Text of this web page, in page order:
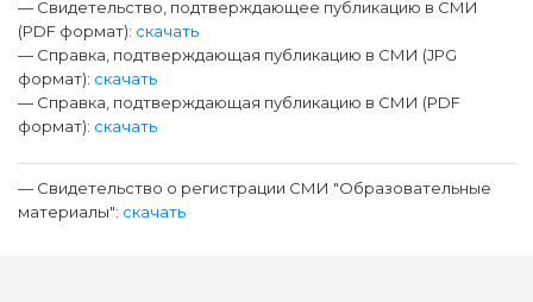
— Свидетельство, подтверждающее публикацию в СМИ
(PDF формат): скачать
— Справка, подтверждающая публикацию в СМИ (JPG
формат): скачать
— Справка, подтверждающая публикацию в СМИ (PDF
формат): скачать
— Свидетельство о регистрации СМИ "Образовательные
материалы": скачать